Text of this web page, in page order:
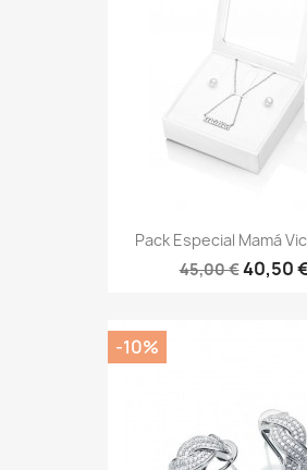
Pack Especial Mamá
45,00 €40,50
-10%